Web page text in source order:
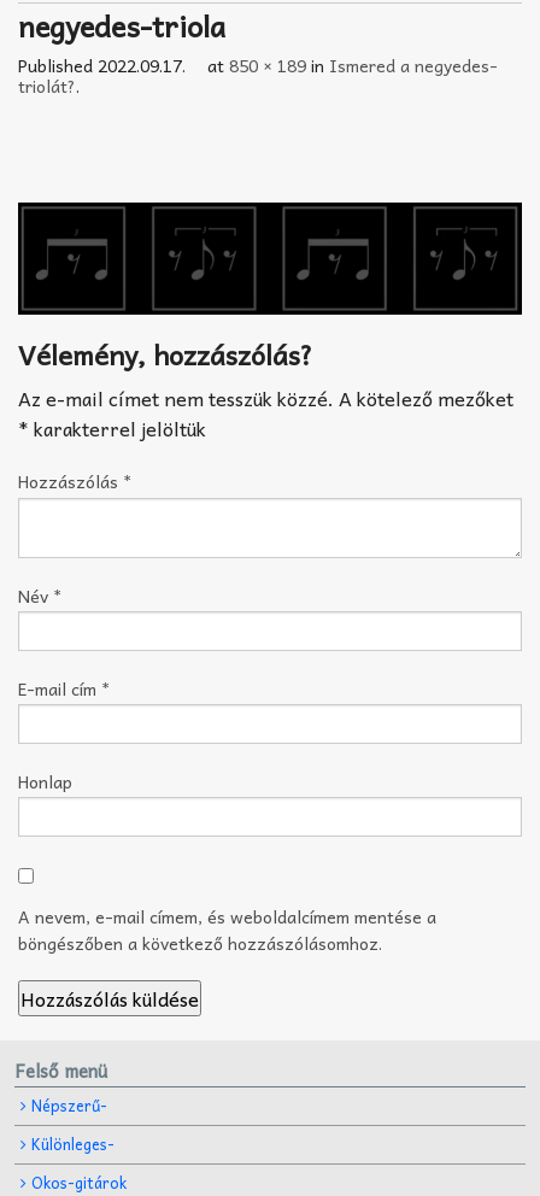
Zeneiskolák
Zeneszerzés alapjai
Improvizáció
negyedes-triola
Published 2022.09.17. at850 × 189in Ismered a negyedes-
triolát?.
Vélemény, hozzászólás?
Az e-mail címet nem tesszük közzé. A kötelező mezőket
*karakterrel jelöltük
Hozzászólás *
Név *
E-mail cím *
Honlap
A nevem, e-mail címem, és weboldalcímem mentése a
böngészőben a következő hozzászólásomhoz.
Felső menü
Népszerű-
Különleges-
Okos-gitárok